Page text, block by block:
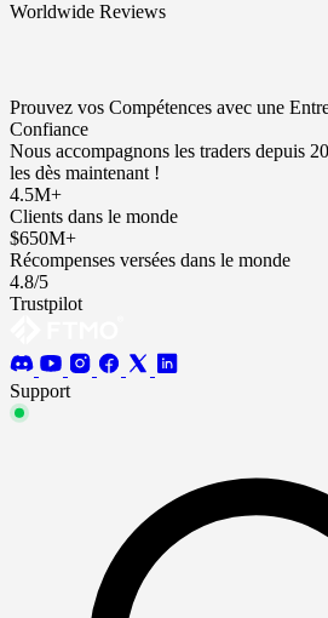
Worldwide Reviews
Prouvez vos Compétences avec une
Confiance
Nous accompagnons les traders depuis
les dès maintenant !
4.5M+
Clients dans le monde
$650M+
Récompenses versées dans le monde
4.8/5
Trustpilot
Support